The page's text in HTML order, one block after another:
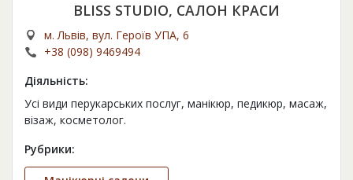
BLISS STUDIO, САЛОН КРАСИ
м. Львів, вул. Героїв УПА, 6
+38 (098) 9469494
Діяльність:
Усі види перукарських послуг, манікюр, педикюр, масаж,
візаж, косметолог.
Рубрики: